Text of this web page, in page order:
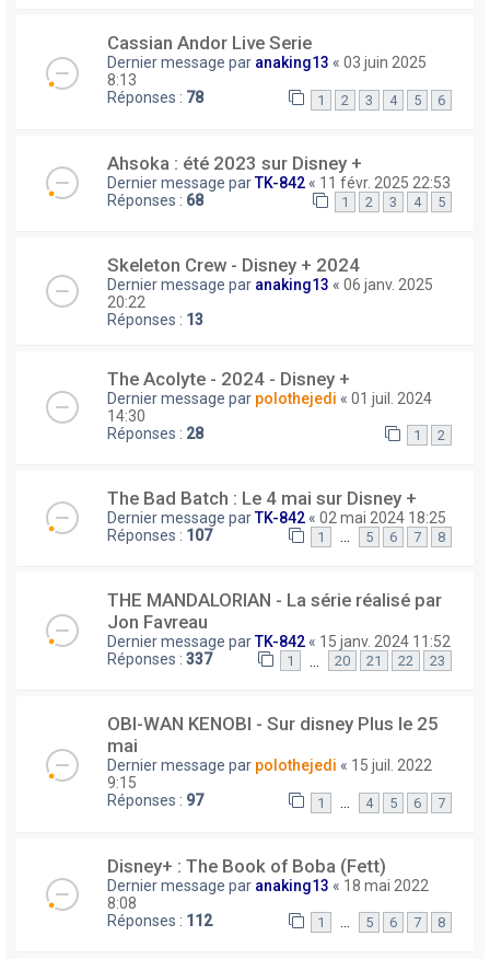
Cassian Andor Live Serie
Dernier message par anaking13 « 03 juin 2025
8:13
Réponses : 78 1 2 3 4 5 6
Ahsoka : été 2023 sur Disney +
Dernier message parTK-842 « 11 févr. 2025 22:53
Réponses : 68 1 2 3 4 5
Skeleton Crew - Disney + 2024
Dernier message par anaking13 « 06 janv. 2025
20:22
Réponses : 13
The Acolyte - 2024 - Disney +
Dernier message par polothejedi « 01 juil. 2024
14:30
Réponses : 28 1 2
The Bad Batch : Le 4 mai sur Disney +
Dernier message parTK-842 « 02 mai 2024 18:25
Réponses : 107 1 … 5 6 7 8
THE MANDALORIAN - La série réalisé par
Jon Favreau
Dernier message parTK-842 « 15 janv. 2024 11:52
Réponses : 337 1 20 21 22 23
OBI-WAN KENOBI - Sur disney Plus le 25
mai
Dernier message par polothejedi « 15 juil. 2022
9:15
Réponses : 97 1 4 5 6 7
Disney+ : The Book of Boba (Fett)
Dernier message par anaking13 « 18 mai 2022
8:08
Réponses : 112 1 5 6 7 8